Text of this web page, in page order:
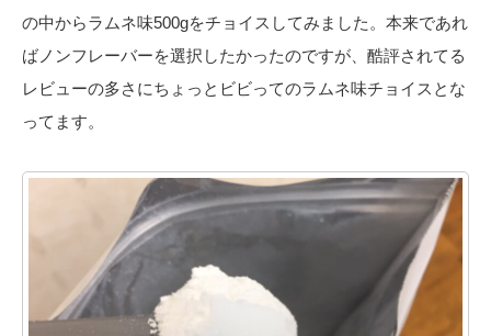
の中からラムネ味500gをチョイスしてみました。本来であれ
ばノンフレーバーを選択したかったのですが、酷評されてる
レビューの多さにちょっとビビってのラムネ味チョイスとな
ってます。